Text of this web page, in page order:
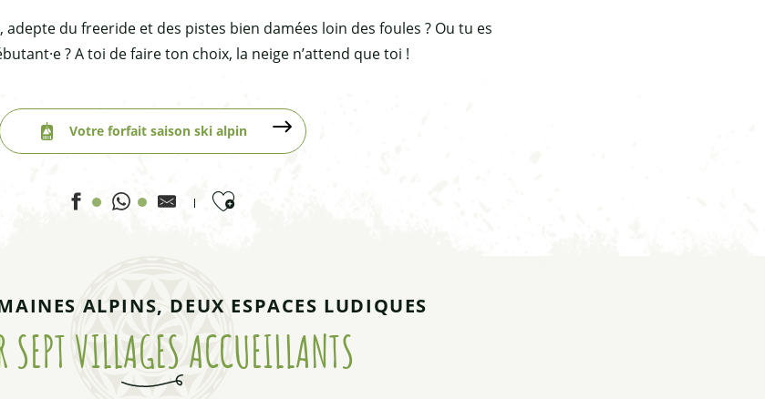
adepte du freeride et des pistes bien damées loin des foules ? Ou tu es
? A toi de faire ton choix, la neige n’attend que toi !
Votre forfait saison ski alpin
Ajouter aux favoris
ALPINS, DEUX ESPACES LUDIQUES
SEPT VILLAGES ACCUEILLANTS